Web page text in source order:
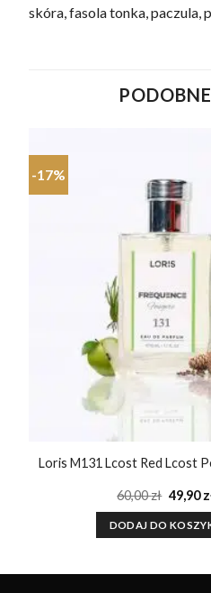
skóra, fasola tonka, paczula,
-17%
Loris M131 Lcost Red Lcost
60,00zł
cena
60,00
49,90
DODAJ DO